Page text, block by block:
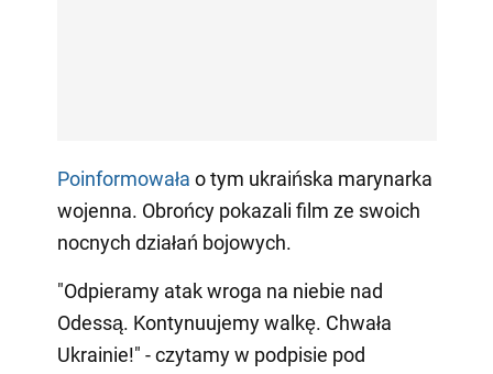
Poinformowała o tym ukraińska marynarka
wojenna. Obrońcy pokazali film ze swoich
nocnych działań bojowych.
"Odpieramy atak wroga na niebie nad
Odessą. Kontynuujemy walkę. Chwała
Ukrainie!" - czytamy w podpisie pod